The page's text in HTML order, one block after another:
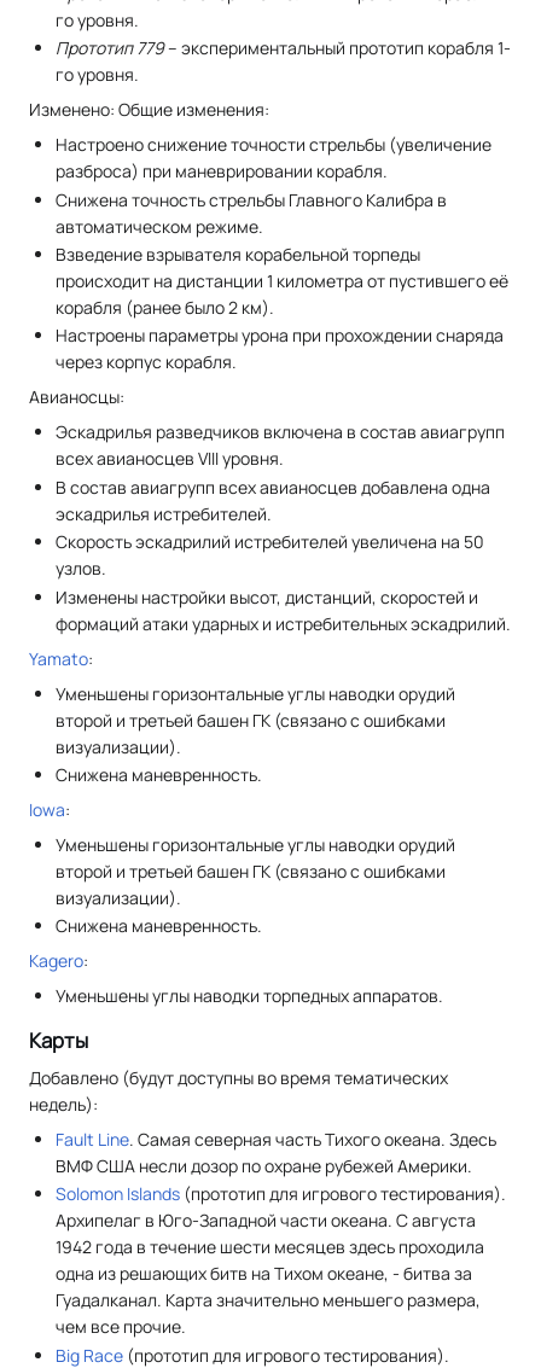
го уровня.
Прототип 779– экспериментальный прототип корабля 1-
го уровня.
Изменено: Общие изменения:
Настроено снижение точности стрельбы (увеличение
разброса) при маневрировании корабля.
Снижена точность стрельбы Главного Калибра в
автоматическом режиме.
Взведение взрывателя корабельной торпеды
происходит на дистанции 1 километра от пустившего её
корабля (ранее было 2 км).
Настроены параметры урона при прохождении снаряда
через корпус корабля.
Авианосцы:
Эскадрилья разведчиков включена в состав авиагрупп
всех авианосцев VIII уровня.
В состав авиагрупп всех авианосцев добавлена одна
эскадрилья истребителей.
Скорость эскадрилий истребителей увеличена на 50
узлов.
Изменены настройки высот, дистанций, скоростей и
формаций атаки ударных и истребительных эскадрилий.
Yamato:
Уменьшены горизонтальные углы наводки орудий
второй и третьей башен ГК (связано с ошибками
визуализации).
Снижена маневренность.
Iowa:
Уменьшены горизонтальные углы наводки орудий
второй и третьей башен ГК (связано с ошибками
визуализации).
Снижена маневренность.
Kagero:
Уменьшены углы наводки торпедных аппаратов.
Карты
Добавлено (будут доступны во время тематических
недель):
Fault Line. Самая северная часть Тихого океана. Здесь
ВМФ США несли дозор по охране рубежей Америки.
Solomon Islands (прототип для игрового тестирования).
Архипелаг в Юго-Западной части океана. С августа
1942 года в течение шести месяцев здесь проходила
одна из решающих битв на Тихом океане, - битва за
Гуадалканал. Карта значительно меньшего размера,
чем все прочие.
Big Race (прототип для игрового тестирования).